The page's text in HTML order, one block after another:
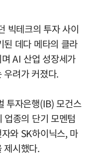
빅테크의 투자 사이
된 데다 메타의 클라
AI 산업 성장세가
우려가 커졌다.
투자은행(IB) 모건스
종의 단기 모멘텀
와 SK하이닉스, 마
제시했다.